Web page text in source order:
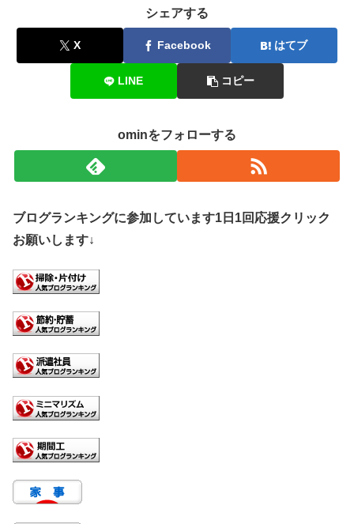
シェアする
X Facebook はてブ
LINE コピー
ominをフォローする
ブログランキングに参加しています1日1回応援クリック
お願いします↓